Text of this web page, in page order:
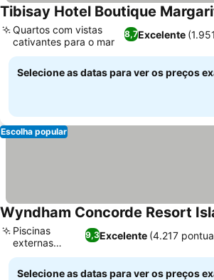
Tibisay Hotel Boutique
8,7Excelente
Quartos com vistas
cativantes para o mar
Selecione as datas para ver os preços
Escolha popular
Wyndham Concorde Resort
9,3Excelente (4.217
Piscinas
externas
amplas
Selecione as datas para ver os preços